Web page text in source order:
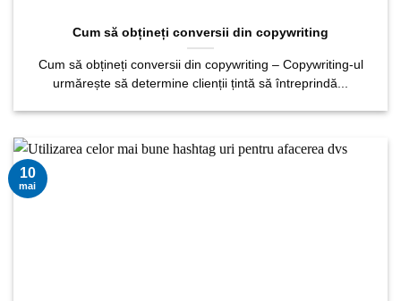
Cum să obțineți conversii din copywriting
Cum să obțineți conversii din copywriting – Copywriting-ul
urmărește să determine clienții țintă să întreprindă...
10
mai